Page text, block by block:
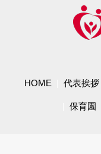
HOME 代表挨拶
保育園